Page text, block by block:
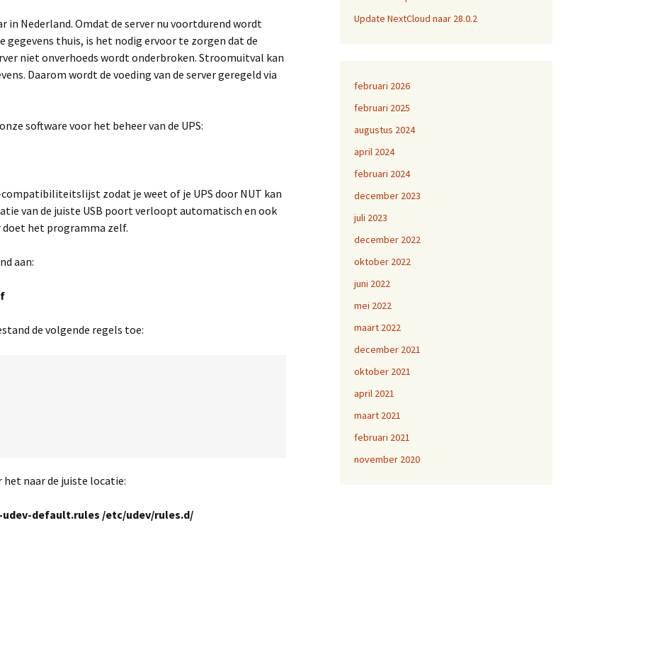
Hosting Provider
Instellen
in Nederland. Omdat de server nu voortdurend wordt
gegevens thuis, is het nodig ervoor te zorgen dat de
niet onverhoeds wordt onderbroken. Stroomuitval kan
Daarom wordt de voeding van de server geregeld via
software voor het beheer van de UPS:
zodat je weet of je UPS door NUT kan
van de juiste USB poort verloopt automatisch en ook
doet het programma zelf.
aan:
de volgende regels toe:
naar de juiste locatie:
udev-default.rules /etc/udev/rules.d/
Update NextCloud naar 28.0.2
februari 2026
februari 2025
augustus 2024
april 2024
februari 2024
december 2023
juli 2023
december 2022
oktober 2022
juni 2022
mei 2022
maart 2022
december 2021
oktober 2021
april 2021
maart 2021
februari 2021
november 2020